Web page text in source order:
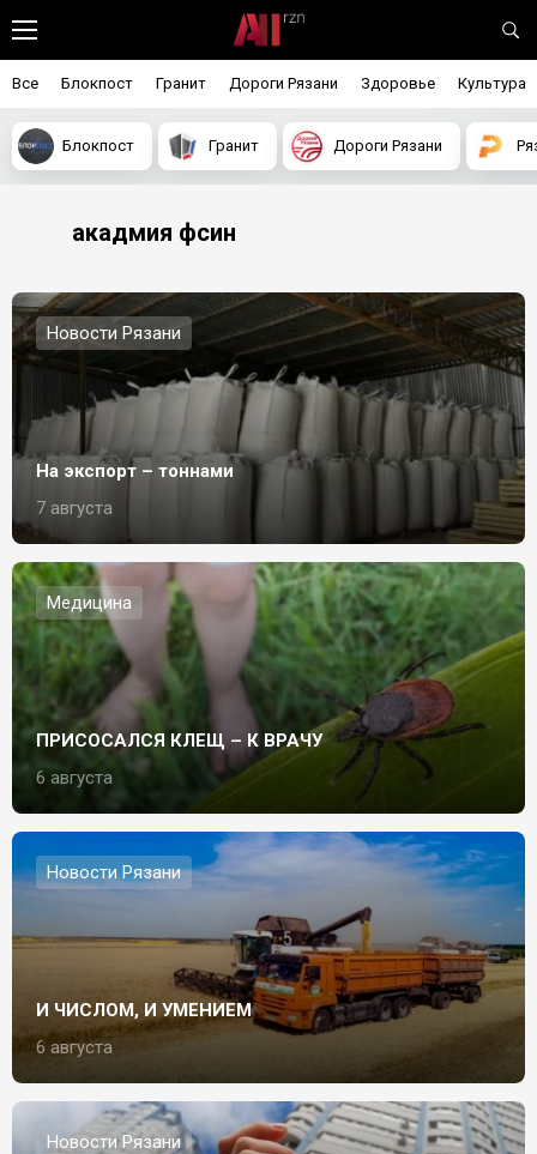
Все Блокпост Гранит Дороги Рязани Здоровье Культура
Блокпост Гранит Дороги Рязани
акадмия фсин
Новости Рязани
На экспорт – тоннами
7 августа
Медицина
ПРИСОСАЛСЯ КЛЕЩ – К ВРАЧУ
6 августа
Новости Рязани
И ЧИСЛОМ, И УМЕНИЕМ
6 августа
Новости Рязани